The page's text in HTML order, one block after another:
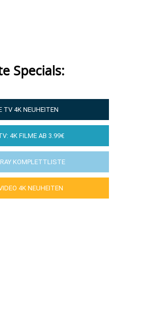
Specials:
TV 4K NEUHEITEN
4K FILME AB 3.99€
KOMPLETTLISTE
4K NEUHEITEN